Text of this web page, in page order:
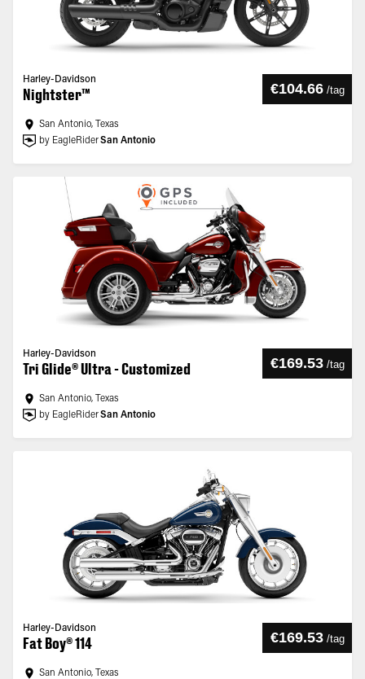
Harley-Davidson
Nightster™ €104.66 /tag
San Antonio, Texas
by EagleRiderSan Antonio
Harley-Davidson
Tri Glide® Ultra - Customized €169.53 /tag
San Antonio, Texas
by EagleRiderSan Antonio
Harley-Davidson
Fat Boy® 114 €169.53 /tag
San Antonio, Texas